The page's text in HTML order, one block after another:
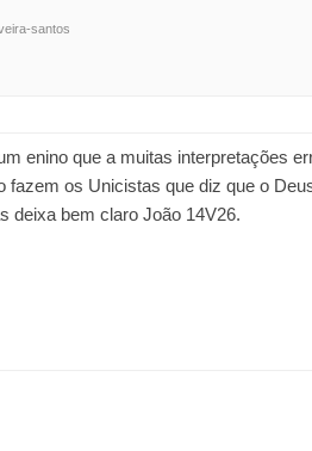
santos
enino que a muitas interpretações
os Unicistas que diz que o
deixa bem claro João 14V26.